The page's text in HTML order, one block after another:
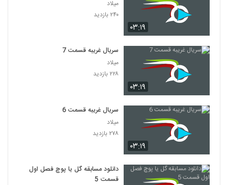
۰۳:۱۹
میلاد
۲۴۰ بازدید
۰۳:۱۹
سریال غریبه قسمت 7
میلاد
۲۲۸ بازدید
۰۳:۱۹
سریال غریبه قسمت 6
میلاد
۲۷۸ بازدید
دانلود مسابقه گل یا پوچ فصل اول
قسمت 5